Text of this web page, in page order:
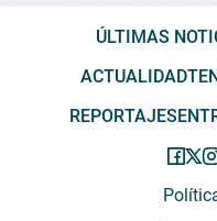
ÚLTIMAS
ACTUALIDAD
REPORTAJES